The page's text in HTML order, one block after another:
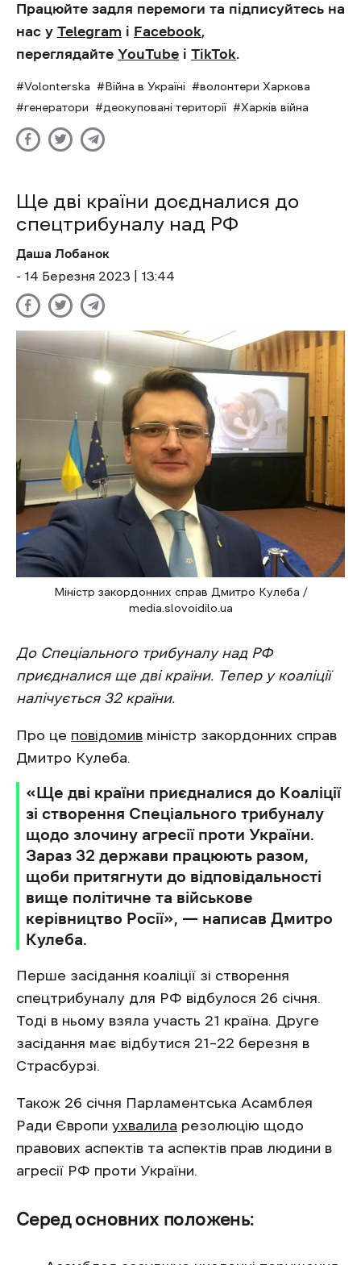
Працюйте задля перемоги та підписуйтесь на
нас у Telegram і Facebook,
переглядайте YouTube і TikTok.
Volonterska Війна в Україні
волонтери Харкова
генератори
деокуповані території Харків війна
Ще дві країни доєдналися до
спецтрибуналу над РФ
Даша Лобанок
- 14 Березня 2023 | 13:44
Міністр закордонних справ Дмитро Кулеба /
media.slovoidilo.ua
До Спеціального трибуналу над РФ
приєдналися ще дві країни. Тепер у коаліції
налічується 32 країни.
Про це повідомив міністр закордонних справ
Дмитро Кулеба.
«Ще дві країни приєдналися до Коаліції
зі створення Спеціального трибуналу
щодо злочину агресії проти України.
Зараз 32 держави працюють разом,
щоби притягнути до відповідальності
вище політичне та військове
керівництво Росії», — написав Дмитро
Кулеба.
Перше засідання коаліції зі створення
спецтрибуналу для РФ відбулося 26 січня.
Тоді в ньому взяла участь 21 країна. Друге
засідання має відбутися 21–22 березня в
Страсбурзі.
Також 26 січня Парламентська Асамблея
Ради Європи ухвалила резолюцію щодо
правових аспектів та аспектів прав людини в
агресії РФ проти України.
Серед основних положень: